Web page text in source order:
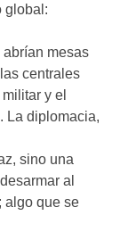
global:
mesas
centrales
y el
La diplomacia,
sino una
al
algo que se